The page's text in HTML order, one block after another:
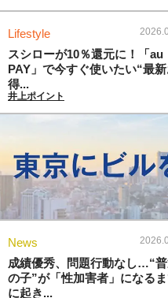
Lifestyle
スシローが10％還元に！「au
PAY」で今すぐ使いたい“最
得...
井上ポイント
News
成績優秀、問題行動なし…“
の子”が「性加害者」になる
に起き...